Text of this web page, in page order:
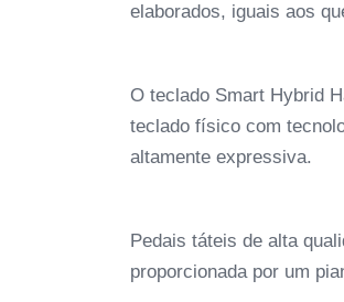
elaborados, iguais aos
O teclado Smart Hybrid
teclado físico com
altamente expressiva.
Pedais táteis de alta
proporcionada por um